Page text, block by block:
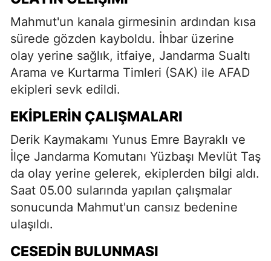
Mahmut'un kanala girmesinin ardından kısa
sürede gözden kayboldu. İhbar üzerine
olay yerine sağlık, itfaiye, Jandarma Sualtı
Arama ve Kurtarma Timleri (SAK) ile AFAD
ekipleri sevk edildi.
EKIPLERIN ÇALIŞMALARI
Derik Kaymakamı Yunus Emre Bayraklı ve
İlçe Jandarma Komutanı Yüzbaşı Mevlüt Taş
da olay yerine gelerek, ekiplerden bilgi aldı.
Saat 05.00 sularında yapılan çalışmalar
sonucunda Mahmut'un cansız bedenine
ulaşıldı.
CESEDIN BULUNMASI